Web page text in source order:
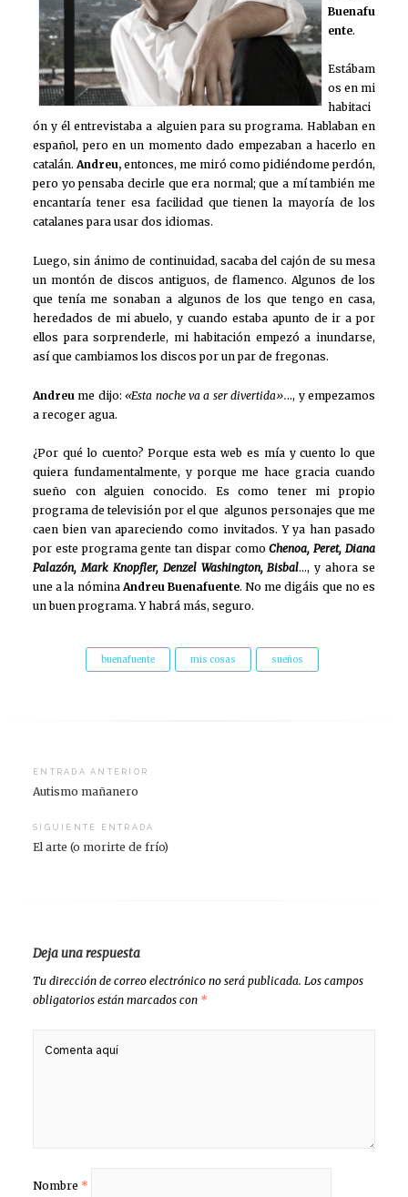
Buenafu
ente.
Estábam
os en mi
habitaci
ón y él entrevistaba a alguien para su programa. Hablaban en
español, pero en un momento dado empezaban a hacerlo en
catalán.Andreu, entonces, me miró como pidiéndome perdón,
pero yo pensaba decirle que era normal; que a mí también me
encantaría tener esa facilidad que tienen la mayoría de los
catalanes para usar dos idiomas.
Luego, sin ánimo de continuidad, sacaba del cajón de su mesa
un montón de discos antiguos, de flamenco. Algunos de los
que tenía me sonaban a algunos de los que tengo en casa,
heredados de mi abuelo, y cuando estaba apunto de ir a por
ellos para sorprenderle, mi habitación empezó a inundarse,
así que cambiamos los discos por un par de fregonas.
Andreu me dijo:«Esta noche va a ser divertida»..., y empezamos
a recoger agua.
¿Por qué lo cuento? Porque esta web es mía y cuento lo que
quiera fundamentalmente, y porque me hace gracia cuando
sueño con alguien conocido. Es como tener mi propio
programa de televisión por el que algunos personajes que me
caen bien van apareciendo como invitados. Y ya han pasado
por este programa gente tan dispar como Chenoa, Peret, Diana
Palazón, Mark Knopfler, Denzel Washington, Bisbal…, y ahora se
une a la nóminaAndreu Buenafuente. No me digáis que no es
un buen programa. Y habrá más, seguro.
buenafuente mis cosas sueños
Navegación
de
entradas
ENTRADA ANTERIOR
Autismo mañanero
SIGUIENTE ENTRADA
El arte (o morirte de frío)
Deja una respuesta
Tu dirección de correo electrónico no será publicada. Los campos
obligatorios están marcados con *
Nombre *